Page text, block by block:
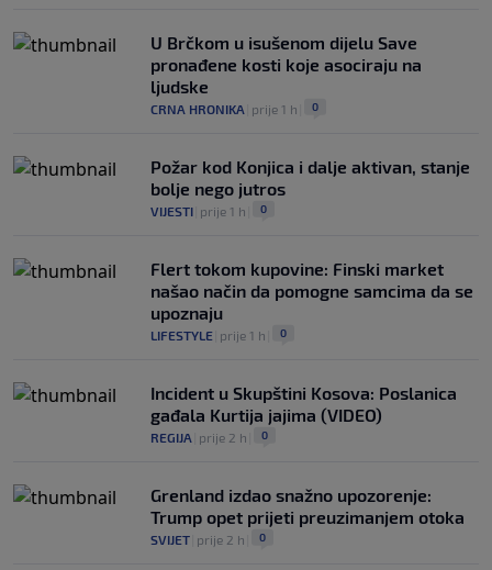
U Brčkom u isušenom dijelu Save
pronađene kosti koje asociraju na
ljudske
CRNA HRONIKA prije 1 h 0
Požar kod Konjica i dalje aktivan, stanje
bolje nego jutros
VIJESTI prije 1 h 0
Flert tokom kupovine: Finski market
našao način da pomogne samcima da se
upoznaju
LIFESTYLE prije 1 h 0
Incident u Skupštini Kosova: Poslanica
gađala Kurtija jajima (VIDEO)
REGIJA prije 2 h 0
Grenland izdao snažno upozorenje:
Trump opet prijeti preuzimanjem otoka
SVIJET prije 2 h 0